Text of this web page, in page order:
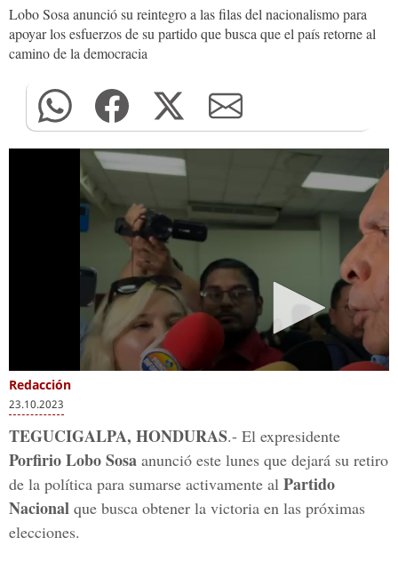
Lobo Sosa anunció su reintegro a las filas del nacionalismo para
apoyar los esfuerzos de su partido que busca que el país retorne al
camino de la democracia
Redacción
23.10.2023
TEGUCIGALPA, HONDURAS.- El expresidente
Porfirio Lobo Sosa anunció este lunes que dejará su retiro
de la política para sumarse activamente al Partido
Nacional que busca obtener la victoria en las próximas
elecciones.